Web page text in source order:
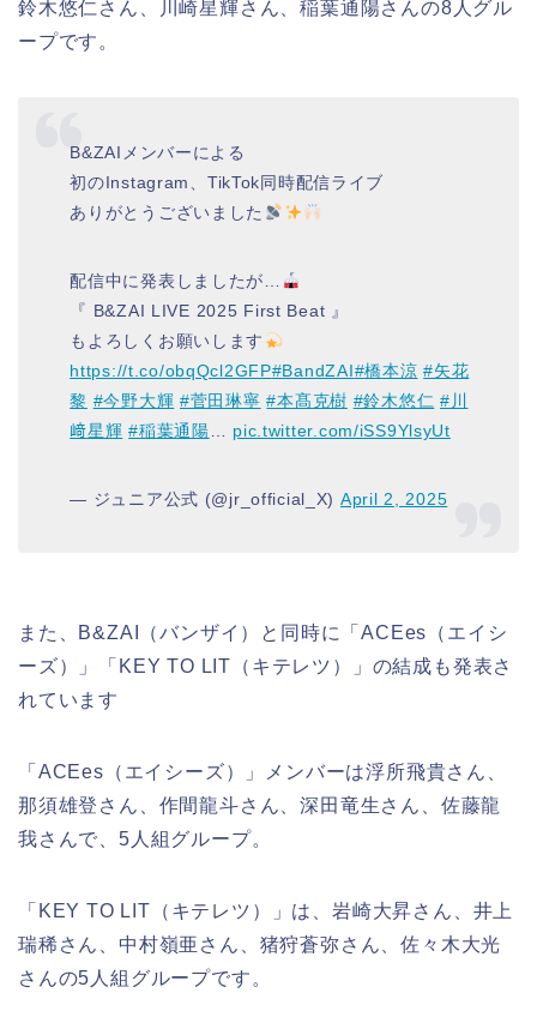
鈴木悠仁さん、川崎星輝さん、稲葉通陽さんの8人グル
ープです。
B&ZAIメンバーによる
初のInstagram、TikTok同時配信ライブ
ありがとうございました
配信中に発表しましたが…
『 B&ZAI LIVE 2025 First Beat 』
もよろしくお願いします
https://t.co/obqQcl2GFP#BandZAI#橋本涼 #矢花
黎 #今野大輝 #菅田琳寧 #本髙克樹 #鈴木悠仁 #川
﨑星輝 #稲葉通陽… pic.twitter.com/iSS9YlsyUt
— ジュニア公式 (@jr_official_X) April 2, 2025
また、B&ZAI（バンザイ）と同時に「ACEes（エイシ
ーズ）」「KEY TO LIT（キテレツ）」の結成も発表さ
れています
「ACEes（エイシーズ）」メンバーは浮所飛貴さん、
那須雄登さん、作間龍斗さん、深田竜生さん、佐藤龍
我さんで、5人組グループ。
「KEY TO LIT（キテレツ）」は、岩崎大昇さん、井上
瑞稀さん、中村嶺亜さん、猪狩蒼弥さん、佐々木大光
さんの5人組グループです。